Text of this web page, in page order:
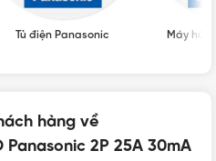
25A
chưa qua sử dụng
Tủ điện Panasonic Máy hút
hàng về
Panasonic 2P 25A 30mA